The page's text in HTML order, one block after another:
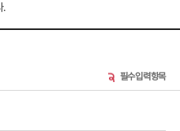
.
필수입력항목